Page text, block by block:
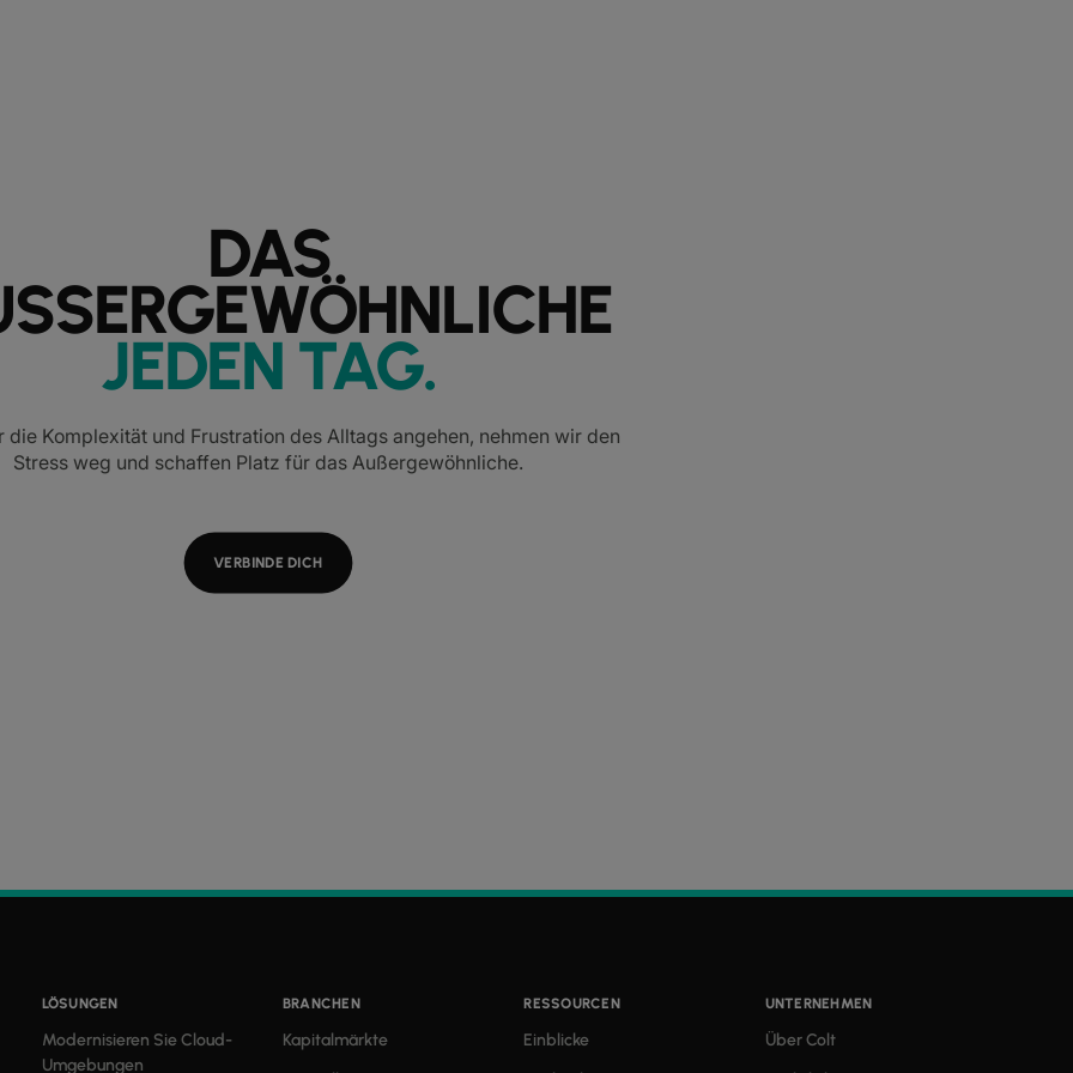
DAS
JEDEN TAG.
die Komplexität und Frustration des Alltags angehen, nehmen wir den
Stress weg und schaffen Platz für das Außergewöhnliche.
VERBINDE DICH
LÖSUNGEN
Modernisieren Sie Cloud-
Umgebungen
BRANCHEN
Kapitalmärkte
RESSOURCEN
Einblicke
UNTERNEHMEN
Über Colt